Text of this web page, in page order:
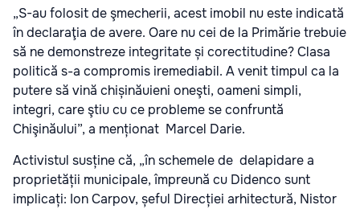
„S-au folosit de şmecherii, acest imobil nu este indicată
în declaraţia de avere. Oare nu cei de la Primărie trebuie
să ne demonstreze integritate și corectitudine? Clasa
politică s-a compromis iremediabil. A venit timpul ca la
putere să vină chișinăuieni oneşti, oameni simpli,
integri, care ştiu cu ce probleme se confruntă
Chişinăului”, a menționat Marcel Darie.
Activistul susține că, „în schemele de delapidare a
proprietății municipale, împreună cu Didenco sunt
implicați: Ion Carpov, șeful Direcției arhitectură, Nistor